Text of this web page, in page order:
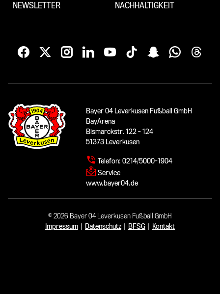
NEWSLETTER
NACHHALTIGKEIT
Bayer 04 Leverkusen Fußball GmbH
BayArena
Bismarckstr. 122 - 124
51373 Leverkusen
Telefon: 0214/5000-1904
Service
www.bayer04.de
© 2026 Bayer 04 Leverkusen Fußball GmbH
Impressum
Datenschutz BFSG Kontakt